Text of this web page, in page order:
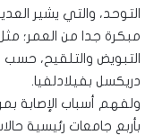
التوحد، والتي يشير
مبكرة جدا من العمر؛ مثل
التبويض والتلقيح، حسب
دريكسل بفيلادلفيا.
ولفهم أسباب الإصابة